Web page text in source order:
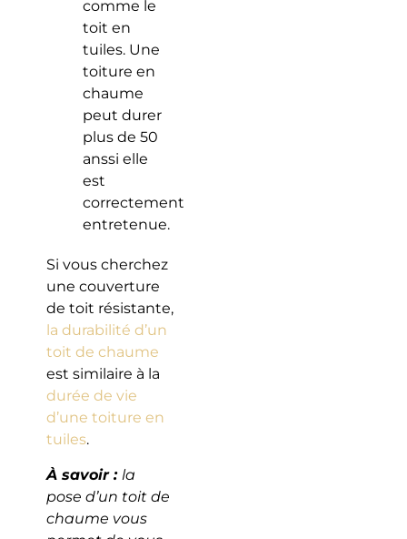
comme le
toit en
tuiles. Une
toiture en
chaume
peut durer
plus de 50
anssi elle
est
correctement
entretenue.
Si vous cherchez
une couverture
de toit résistante,
la durabilité d’un
toit de chaume
est similaire à la
durée de vie
d’une toiture en
tuiles.
À savoir : la
pose d’un toit de
chaume vous